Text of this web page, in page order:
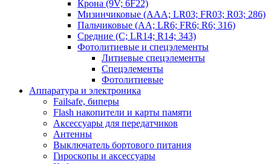
Крона (9V; 6F22)
Мизинчиковые (AAA; LR03; FR03; R03; 286)
Пальчиковые (AA; LR6; FR6; R6; 316)
Средние (C; LR14; R14; 343)
Фотолитиевые и спецэлементы
Литиевые спецэлементы
Спецэлементы
Фотолитиевые
Аппаратура и электроника
Failsafe, биперы
Flash накопители и карты памяти
Аксессуары для передатчиков
Антенны
Выключатель бортового питания
Гироскопы и аксессуары